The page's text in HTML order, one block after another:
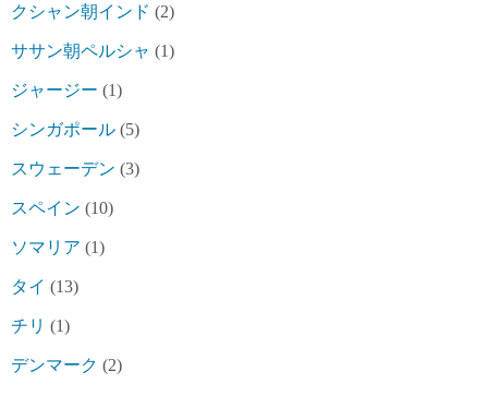
クシャン朝インド (2)
ササン朝ペルシャ (1)
ジャージー (1)
シンガポール (5)
スウェーデン (3)
スペイン (10)
ソマリア (1)
タイ (13)
チリ (1)
デンマーク (2)